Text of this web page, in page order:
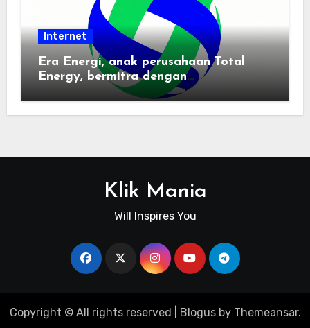
Internet
Era Energi, anak perusahaan Total
Energy, bermitra dengan
Zhuochuangtong untuk mempercepat
transisi energi Indonesia — raksasa
Klik Mania
Will Inspires You
Copyright © All rights reserved Blogusby Themeansar.